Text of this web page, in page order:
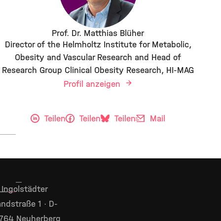
Prof. Dr. Matthias Blüher
Director of the Helmholtz Institute for Metabolic,
Obesity and Vascular Research and Head of
Research Group Clinical Obesity Research, HI-MAG
Profil anzeigen
Teilen Teilen Teilen Mail
Ingolstädter
1 · D-
Neuherberg